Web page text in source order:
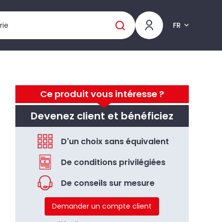
FR
Ce produit vous intéresse ?
Devenez client et bénéficiez
D'un choix sans équivalent
De conditions privilégiées
De conseils sur mesure
Demander un compte client